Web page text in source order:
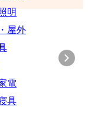
明
屋外
電
具